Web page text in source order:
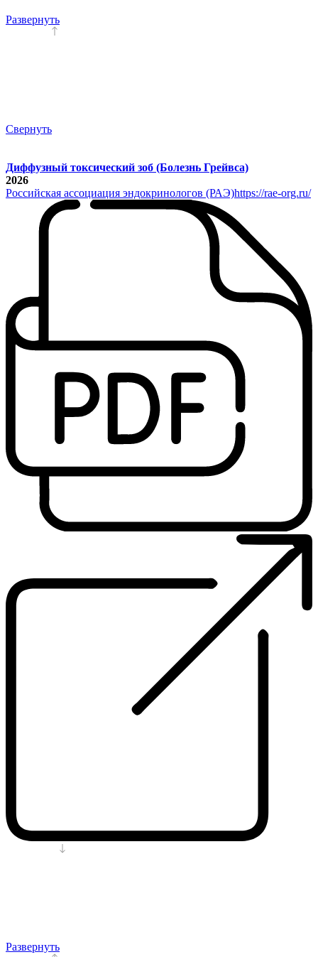
Развернуть
Свернуть
Диффузный токсический зоб (Болезнь Грейвса)
2026
Российская ассоциация эндокринологов (РАЭ)https://rae-org.ru/
Развернуть